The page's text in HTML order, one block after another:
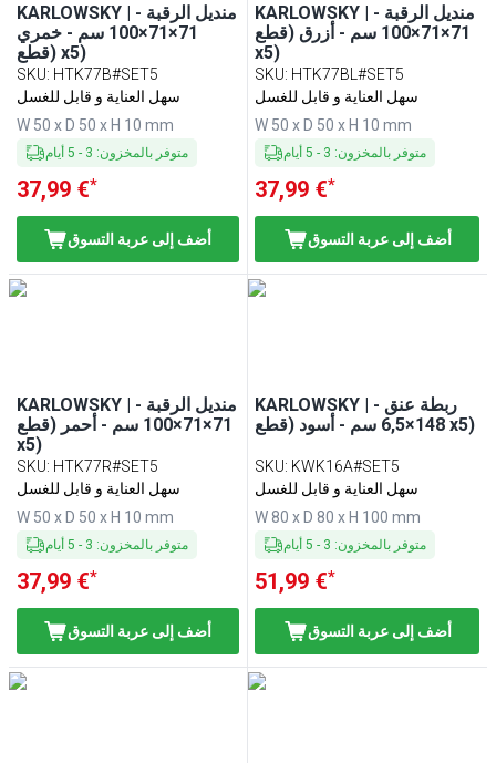
KARLOWSKY | منديل الرقبة -
71×71×100 سم - خمري
(قطع x5)
SKU: HTK77B#SET5
سهل العناية و قابل للغسل
W 50 x D 50 x H 10 mm
متوفر بالمخزون:
3
-
5 أيام
37,99 €*
أضف إلى عربة التسوق
KARLOWSKY | منديل الرقبة -
71×71×100 سم - أزرق (قطع
x5)
SKU: HTK77BL#SET5
سهل العناية و قابل للغسل
W 50 x D 50 x H 10 mm
متوفر بالمخزون:
3
-
5 أيام
37,99 €*
أضف إلى عربة التسوق
KARLOWSKY | منديل الرقبة -
71×71×100 سم - أحمر (قطع
x5)
SKU: HTK77R#SET5
سهل العناية و قابل للغسل
W 50 x D 50 x H 10 mm
متوفر بالمخزون:
3
-
5 أيام
37,99 €*
أضف إلى عربة التسوق
KARLOWSKY | ربطة عنق -
148×6,5 سم - أسود (قطع x5)
SKU: KWK16A#SET5
سهل العناية و قابل للغسل
W 80 x D 80 x H 100 mm
متوفر بالمخزون:
3
-
5 أيام
51,99 €*
أضف إلى عربة التسوق